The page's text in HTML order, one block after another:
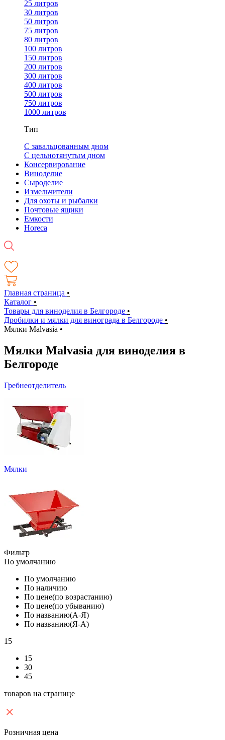
25 литров
30 литров
50 литров
75 литров
80 литров
100 литров
150 литров
200 литров
300 литров
400 литров
500 литров
750 литров
1000 литров
Тип
С завальцованным дном
С цельнотянутым дном
Консервирование
Виноделие
Сыроделие
Измельчители
Для охоты и рыбалки
Почтовые ящики
Емкости
Horeca
Главная страница •
Каталог •
Товары для виноделия в Белгороде •
Дробилки и мялки для винограда в Белгороде •
Мялки Malvasia •
Мялки Malvasia для виноделия в
Белгороде
Гребнеотделитель
Мялки
Фильтр
По умолчанию
По умолчанию
По наличию
По цене(по возрастанию)
По цене(по убыванию)
По названию(А-Я)
По названию(Я-А)
15
15
30
45
товаров на странице
Розничная цена